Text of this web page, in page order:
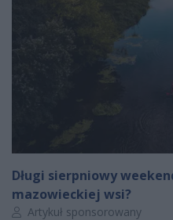
Długi sierpniowy
mazowieckiej wsi?
Autor artykułu:
Artykuł sponsorowany